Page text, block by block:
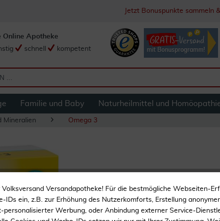
Jetzt Bonuspunkte sammeln
Online Apotheke
schnell kompetent
Familie und Baby Naturheilmittel und
Mineralien Omega 3
Mit DHA und EPA
100 % natürliches Öl
Versandapotheke! Für die bestmögliche Webseiten-
IDs ein, z.B. zur Erhöhung des Nutzerkomforts, Erstellung
personalisierter Werbung, oder Anbindung externer Service-